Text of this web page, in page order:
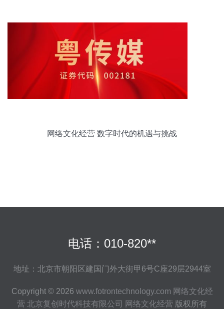
网络文化经营 数字时代的机遇与挑战
电话：010-820**
地址：北京市朝阳区建国门外大街甲6号C座29层2944室
Copyright © 2026 www.fotrontechnology.com 网络文化经
营 北京复创时代科技有限公司 网络文化经营 版权所有